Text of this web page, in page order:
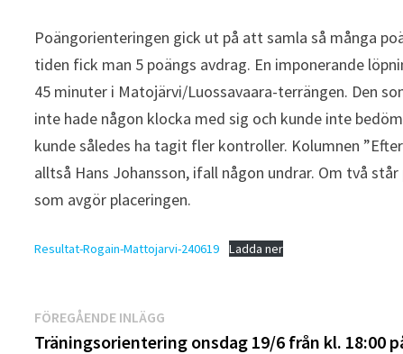
Poängorienteringen gick ut på att samla så många
tiden fick man 5 poängs avdrag. En imponerande
45 minuter i Matojärvi/Luossavaara-terrängen. Den
inte hade någon klocka med sig och kunde inte
kunde således ha tagit fler kontroller. Kolumnen
alltså Hans Johansson, ifall någon undrar. Om två
som avgör placeringen.
Resultat-Rogain-Mattojarvi-240619 Ladda ner
Inläggsnavigering
FÖREGÅENDE INLÄGG
inlägg:
Träningsorientering onsdag 19/6 från kl. 18:00